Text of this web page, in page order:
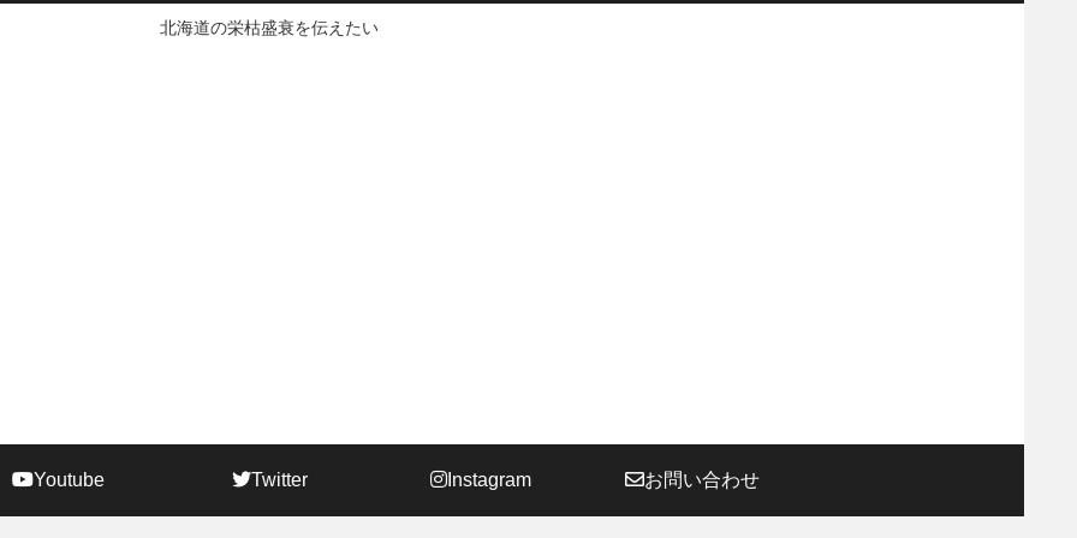
北海道の栄枯盛衰を伝えたい
Youtube Twitter Instagram お問い合わせ